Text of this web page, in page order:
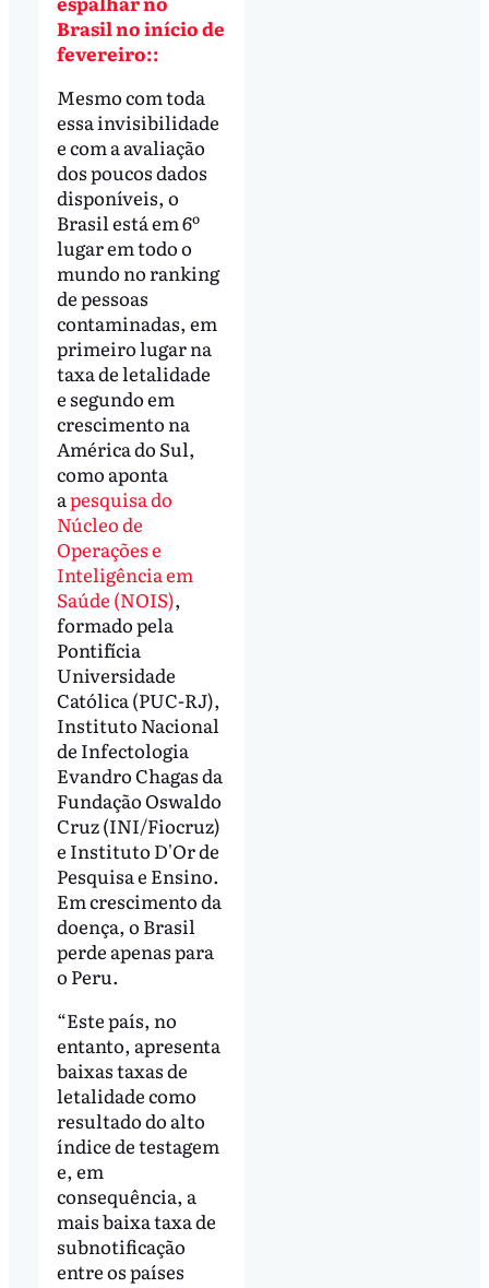
Brasil no início de
fevereiro::
Mesmo com toda
essa invisibilidade
e com a avaliação
dos poucos dados
disponíveis, o
Brasil está em 6º
lugar em todo o
mundo no ranking
de pessoas
contaminadas, em
primeiro lugar na
taxa de letalidade
e segundo em
crescimento na
América do Sul,
como aponta
apesquisa do
Núcleo de
Operações e
Inteligência em
Saúde (NOIS),
formado pela
Pontifícia
Universidade
Católica (PUC-RJ),
Instituto Nacional
de Infectologia
Evandro Chagas da
Fundação Oswaldo
Cruz (INI/Fiocruz)
e Instituto D'Or de
Pesquisa e Ensino.
Em crescimento da
doença, o Brasil
perde apenas para
o Peru.
“Este país, no
entanto, apresenta
baixas taxas de
letalidade como
resultado do alto
índice de testagem
e, em
consequência, a
mais baixa taxa de
subnotificação
entre os países